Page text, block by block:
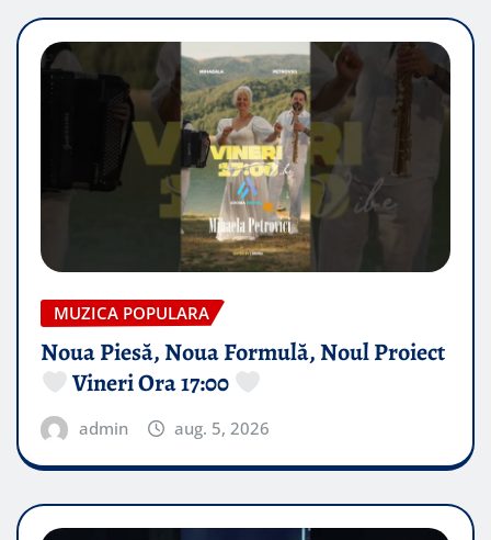
MUZICA POPULARA
Noua Piesă, Noua Formulă, Noul Proiect
Vineri Ora 17:00
admin aug. 5, 2026